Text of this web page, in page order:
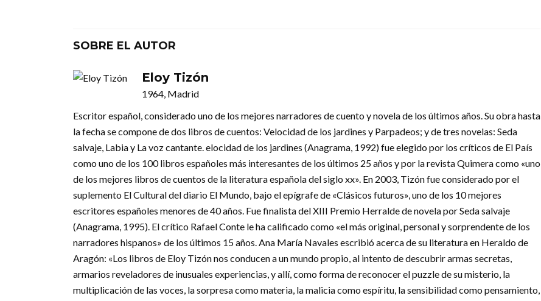
SOBRE EL AUTOR
Eloy Tizón
1964, Madrid
Escritor español, considerado uno de los mejores narradores de cuento y novela de los últimos años. Su obra hasta
la fecha se compone de dos libros de cuentos: Velocidad de los jardines y Parpadeos; y de tres novelas: Seda
salvaje, Labia y La voz cantante. elocidad de los jardines (Anagrama, 1992) fue elegido por los críticos de El País
como uno de los 100 libros españoles más interesantes de los últimos 25 años y por la revista Quimera como «uno
de los mejores libros de cuentos de la literatura española del siglo xx». En 2003, Tizón fue considerado por el
suplemento El Cultural del diario El Mundo, bajo el epígrafe de «Clásicos futuros», uno de los 10 mejores
escritores españoles menores de 40 años. Fue finalista del XIII Premio Herralde de novela por Seda salvaje
(Anagrama, 1995). El crítico Rafael Conte le ha calificado como «el más original, personal y sorprendente de los
narradores hispanos» de los últimos 15 años. Ana María Navales escribió acerca de su literatura en Heraldo de
Aragón: «Los libros de Eloy Tizón nos conducen a un mundo propio, al intento de descubrir armas secretas,
armarios reveladores de inusuales experiencias, y allí, como forma de reconocer el puzzle de su misterio, la
multiplicación de las voces, la sorpresa como materia, la malicia como espíritu, la sensibilidad como pensamiento,